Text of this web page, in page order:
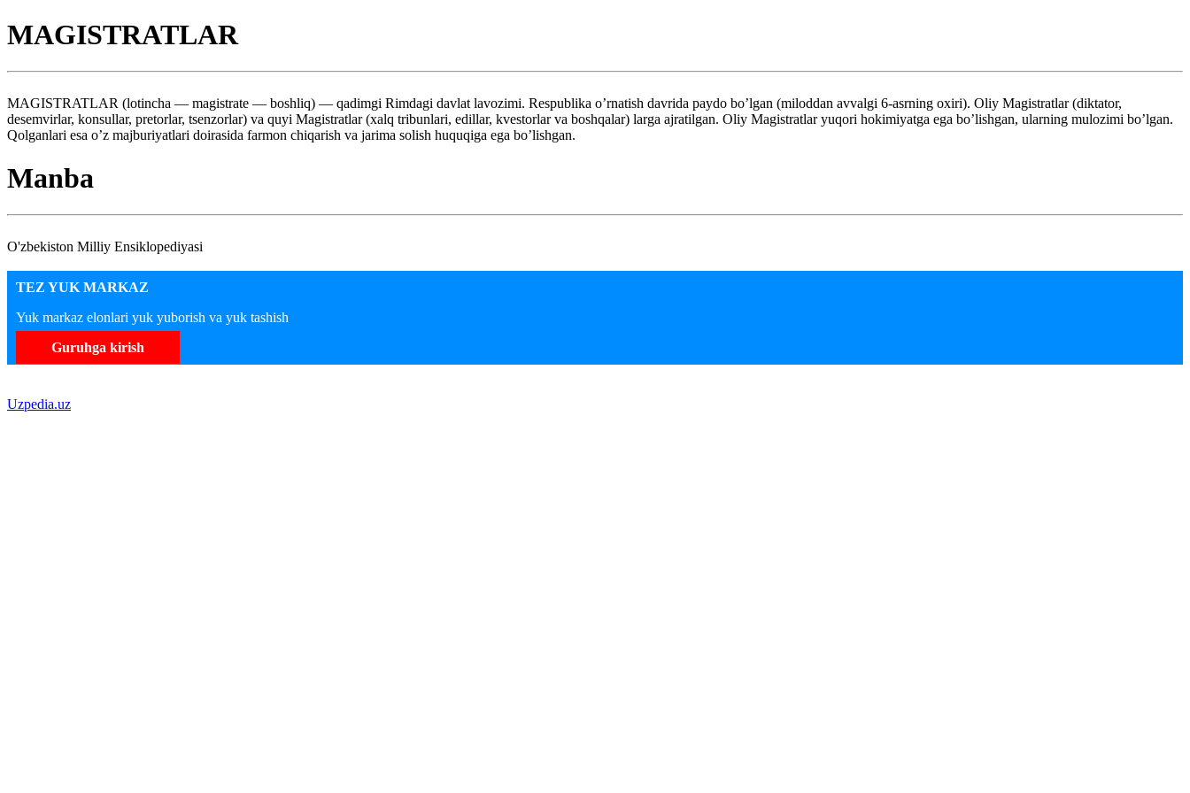
MAGISTRATLAR
MAGISTRATLAR (lotincha — magistrate — boshliq) — qadimgi Rimdagi davlat lavozimi. Respublika o’rnatish davrida paydo bo’lgan (miloddan avvalgi 6-asrning oxiri). Oliy Magistratlar (diktator,
desemvirlar, konsullar, pretorlar, tsenzorlar) va quyi Magistratlar (xalq tribunlari, edillar, kvestorlar va boshqalar) larga ajratilgan. Oliy Magistratlar yuqori hokimiyatga ega bo’lishgan, ularning mulozimi bo’lgan.
Qolganlari esa o’z majburiyatlari doirasida farmon chiqarish va jarima solish huquqiga ega bo’lishgan.
Manba
O'zbekiston Milliy Ensiklopediyasi
TEZ YUK MARKAZ
Yuk markaz elonlari yuk yuborish va yuk tashish
Guruhga kirish
Uzpedia.uz